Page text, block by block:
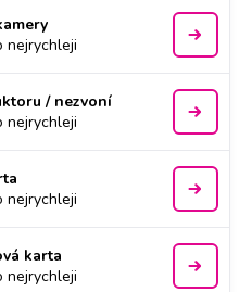
nejrychleji
/ nezvoní
nejrychleji
nejrychleji
karta
nejrychleji